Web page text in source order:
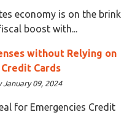
economy is on the brink
boost with...
without Relying on
Cards
09, 2024
for Emergencies Credit